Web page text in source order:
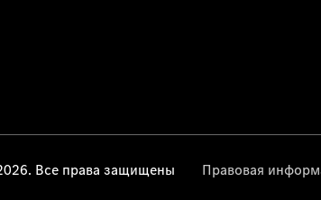
Все права защищены Правовая